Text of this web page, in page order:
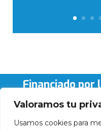
Valoramos tu
Usamos cookies para
Financiado por